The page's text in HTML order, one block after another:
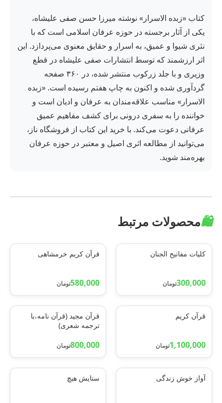
کتاب «زبده الاسرار» نوشته میرزا حسن صفی علیشاه،
یکی از آثار برجسته در حوزه عرفان اسلامی است که با
نثری شیوا و عمیق، به اسرار و حقایق معنوی می‌پردازد. این
اثر ارزشمند که توسط انتشارات صفی علیشاه در قطع
وزیری و با جلد زرکوب منتشر شده، در ۳۶۰ صفحه
گردآوری شده و اکنون به چاپ هفتم رسیده است. «زبده
الاسرار» مناسب علاقه‌مندان به عرفان و ادیان است و
خواننده را به سفری درونی برای کشف مفاهیم عمیق
عرفانی دعوت می‌کند. با خرید این کتاب از فروشگاه ناز،
می‌توانید از مطالعه اثری اصیل و معتبر در حوزه عرفان
بهره‌مند شوید.
🛍️محصولات مرتبط
کلیات مفاتیح الجنان
300,000تومان
قرآن کریم خرمشاهی
580,000تومان
قرآن کریم
1,100,000تومان
قرآن مجید (قرآن نامه،با
ترجمه شعری)
800,000تومان
آواز خوش زندگی ستایش هیچ